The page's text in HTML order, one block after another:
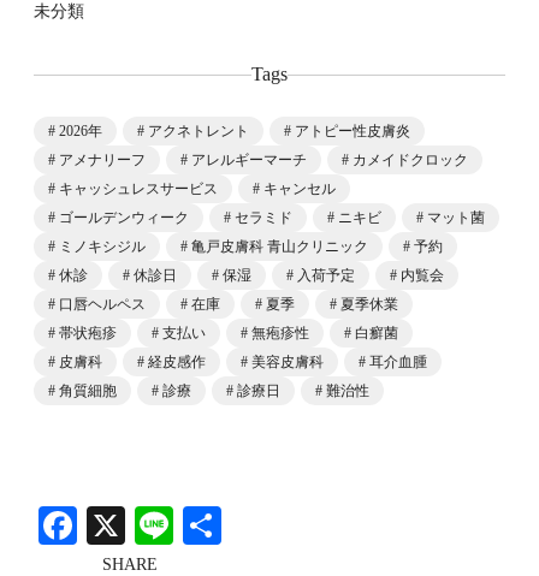
未分類
Tags
2026年 アクネトレント
アトピー性皮膚炎
アメナリーフ
アレルギーマーチ
カメイドクロック
キャッシュレスサービス
キャンセル
ゴールデンウィーク
セラミド ニキビ
マット菌
ミノキシジル
亀戸皮膚科 青山クリニック
予約
休診
休診日 保湿 入荷予定
内覧会
口唇ヘルペス
在庫 夏季
夏季休業
帯状疱疹
支払い 無疱疹性
白癬菌
皮膚科
経皮感作 美容皮膚科
耳介血腫
角質細胞
診療 診療日 難治性
SHARE
Facebook
X Line